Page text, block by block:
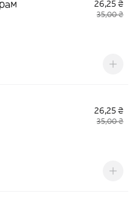
26,25 ₴
35,00 ₴
26,25 ₴
35,00 ₴